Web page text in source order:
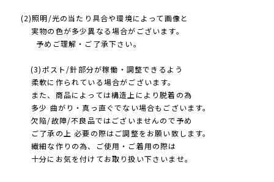
(2)照明/光の当たり具合や環境によって画像と
実物の色が多少異なる場合がございます。
予めご理解・ご了承下さい。
(3)ポスト/針部分が稼働・調整できるよう
柔軟に作られている場合がございます。
また、商品によっては構造上により脱着の為
多少 曲がり・真っ直ぐでない場合もございます。
欠陥/故障/不良品ではございませんので予め
ご了承の上 必要の際はご調整をお願い致します。
繊細な作りの為、ご使用・ご着用の際は
十分にお気を付けてお取り扱い下さいませ。